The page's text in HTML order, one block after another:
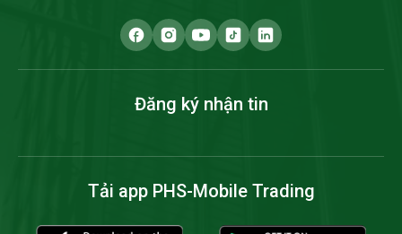
Đăng ký nhận tin
Tải app PHS-Mobile Trading